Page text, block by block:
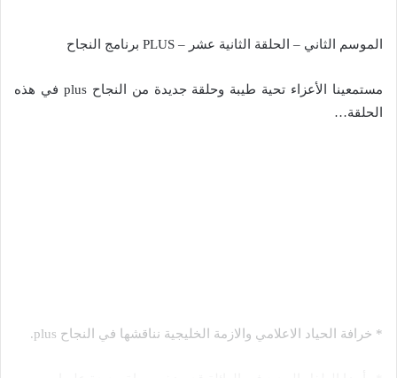
الموسم الثاني – الحلقة الثانية عشر – PLUS برنامج النجاح
مستمعينا الأعزاء تحية طيبة وحلقة جديدة من النجاح plus في هذه
الحلقة…
* خرافة الحياد الاعلامي والازمة الخليجية نناقشها في النجاح plus.